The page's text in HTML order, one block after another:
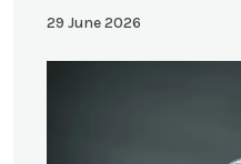
29 June 2026